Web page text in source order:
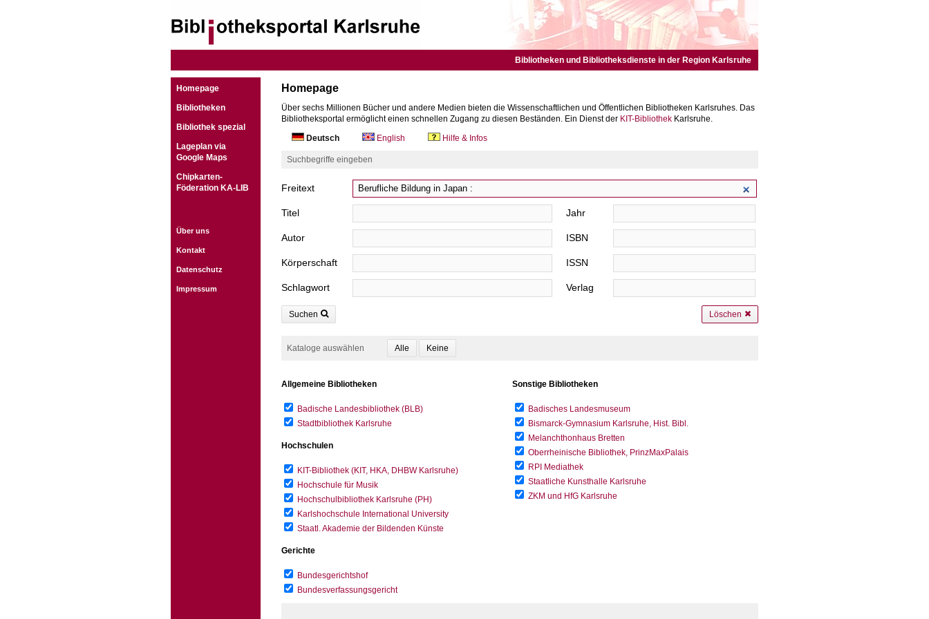
Bibliotheken und Bibliotheksdienste in der Region Karlsruhe
Homepage
Bibliotheken
Bibliothek spezial
Lageplan via
Google Maps
Chipkarten-
Föderation KA-LIB
Über uns
Kontakt
Datenschutz
Impressum
Homepage
Über sechs Millionen Bücher und andere Medien bieten die Wissenschaftlichen und Öffentlichen Bibliotheken Karlsruhes. Das
Bibliotheksportal ermöglicht einen schnellen Zugang zu diesen Beständen. Ein Dienst der KIT-Bibliothek Karlsruhe.
Deutsch
English Hilfe & Infos
Suchbegriffe eingeben
Freitext
Titel
Autor
Körperschaft
Schlagwort
Jahr
ISBN
ISSN
Verlag
Suchen Löschen
Kataloge auswählen
Allgemeine Bibliotheken
Badische Landesbibliothek (BLB)
Stadtbibliothek Karlsruhe
Hochschulen
KIT-Bibliothek (KIT, HKA, DHBW Karlsruhe)
Hochschule für Musik
Hochschulbibliothek Karlsruhe (PH)
Karlshochschule International University
Staatl. Akademie der Bildenden Künste
Gerichte
Bundesgerichtshof
Bundesverfassungsgericht
Sonstige Bibliotheken
Badisches Landesmuseum
Bismarck-Gymnasium Karlsruhe, Hist. Bibl.
Melanchthonhaus Bretten
Oberrheinische Bibliothek, PrinzMaxPalais
RPI Mediathek
Staatliche Kunsthalle Karlsruhe
ZKM und HfG Karlsruhe